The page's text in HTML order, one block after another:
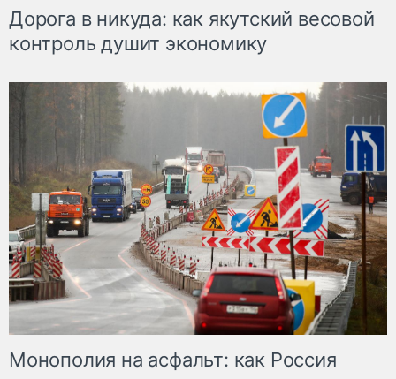
Дорога в никуда: как якутский весовой
контроль душит экономику
Монополия на асфальт: как Россия